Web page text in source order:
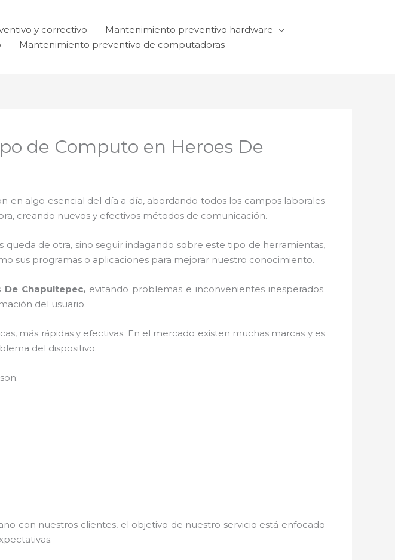
y correctivo
Mantenimiento preventivo hardware
Mantenimiento preventivo de computadoras
de Computo en Heroes De
en algo esencial del día a día, abordando todos los campos laborales
creando nuevos y efectivos métodos de comunicación.
de otra, sino seguir indagando sobre este tipo de herramientas,
sus programas o aplicaciones para mejorar nuestro conocimiento.
Chapultepec, evitando problemas e inconvenientes inesperados.
del usuario.
más rápidas y efectivas. En el mercado existen muchas marcas y es
del dispositivo.
son:
con nuestros clientes, el objetivo de nuestro servicio está enfocado